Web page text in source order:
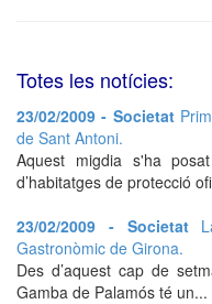
Totes les notícies:
23/02/2009 - Societat
de Sant Antoni.
Aquest migdia s'ha
d’habitatges de protecció
23/02/2009 - Societat
Gastronòmic de Girona.
Des d’aquest cap de
Gamba de Palamós té un...